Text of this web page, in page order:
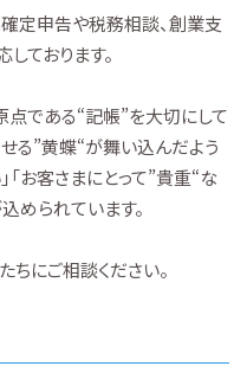
定申告や税務相談、創業支
ております。
点である“記帳”を大切にして
る”黄蝶“が舞い込んだよう
お客さまにとって”貴重“な
められています。
にご相談ください。